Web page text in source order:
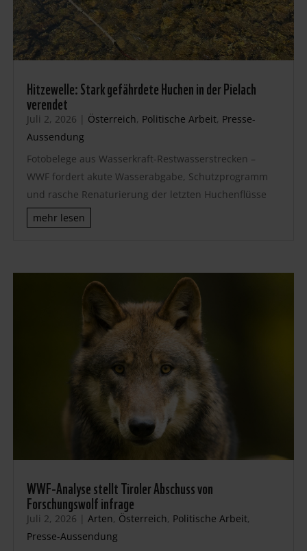
Hitzewelle: Stark gefährdete Huchen in der Pielach
verendet
Juli 2, 2026 | Österreich, Politische Arbeit, Presse-
Aussendung
Fotobelege aus Wasserkraft-Restwasserstrecken –
WWF fordert akute Wasserabgabe, Schutzprogramm
und rasche Renaturierung der letzten Huchenflüsse
mehr lesen
WWF-Analyse stellt Tiroler Abschuss von
Forschungswolf infrage
Juli 2, 2026 | Arten, Österreich, Politische Arbeit,
Presse-Aussendung